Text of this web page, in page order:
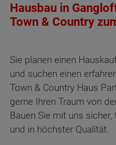
Hausbau in
Town & Country
Sie planen einen
und suchen einen
Town & Country Haus
gerne Ihren Traum von
Bauen Sie mit uns
und in höchster Qualität.